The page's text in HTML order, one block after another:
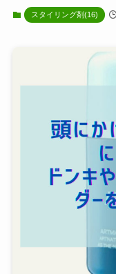
スタイリング剤(16)